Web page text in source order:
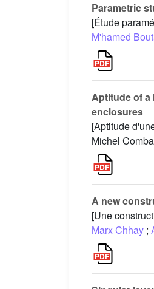
Parametric
[Étude
M'hamed
Aptitude of a
enclosures
[Aptitude
Michel
A new
[Une
Marx Chhay ;